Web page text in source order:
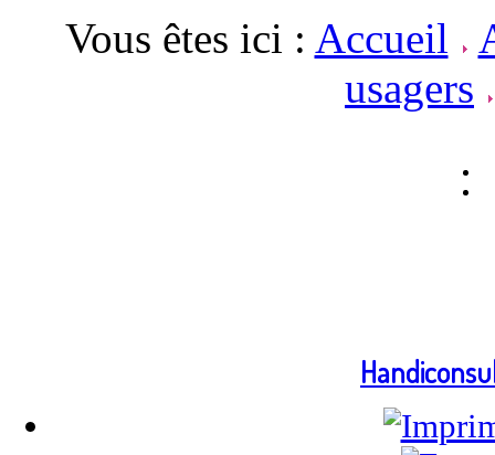
Vous êtes ici : Accueil
usagers